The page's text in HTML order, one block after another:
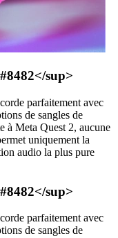
sup>
parfaitement avec
de sangles de
à Meta Quest 2, aucune
uniquement la
audio la plus pure
sup>
parfaitement avec
de sangles de